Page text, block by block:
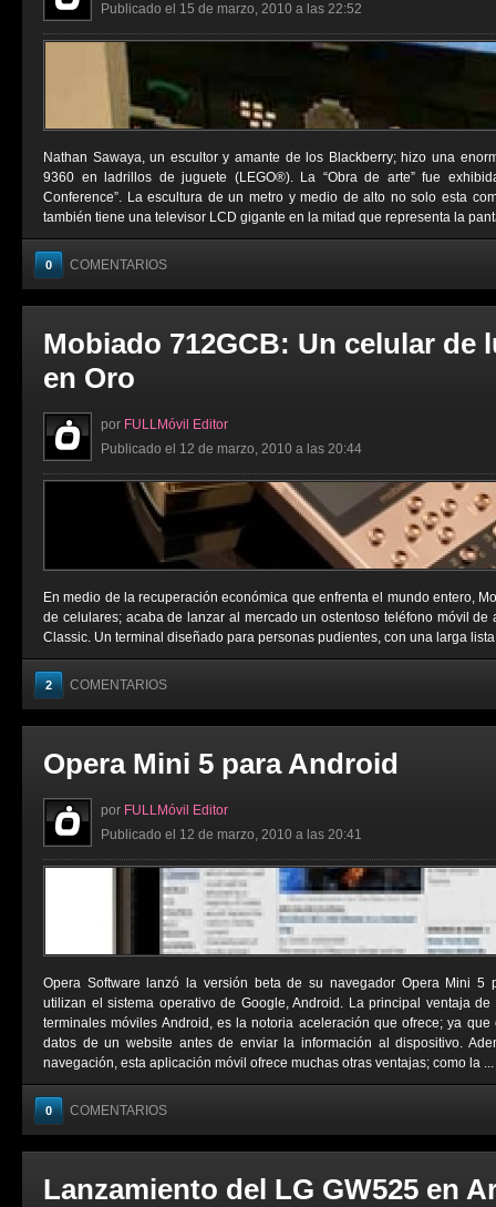
Publicado el 15 de marzo, 2010 a las 22:52
Nathan Sawaya, un escultor y amante de los Blackberry; hizo una
9360 en ladrillos de juguete (LEGO®). La “Obra de arte” fue
Conference”. La escultura de un metro y medio de alto no solo esta
también tiene una televisor LCD gigante en la mitad que representa la
0 COMENTARIOS
Mobiado 712GCB: Un celular de
en Oro
por FULLMóvil Editor
Publicado el 12 de marzo, 2010 a las 20:44
En medio de la recuperación económica que enfrenta el mundo entero,
de celulares; acaba de lanzar al mercado un ostentoso teléfono móvil de
Classic. Un terminal diseñado para personas pudientes, con una larga
2 COMENTARIOS
Opera Mini 5 para Android
por FULLMóvil Editor
Publicado el 12 de marzo, 2010 a las 20:41
Opera Software lanzó la versión beta de su navegador Opera Mini 5
utilizan el sistema operativo de Google, Android. La principal ventaja
terminales móviles Android, es la notoria aceleración que ofrece; ya
datos de un website antes de enviar la información al dispositivo.
navegación, esta aplicación móvil ofrece muchas otras ventajas; como la ...
0 COMENTARIOS
Lanzamiento del LG GW525 en